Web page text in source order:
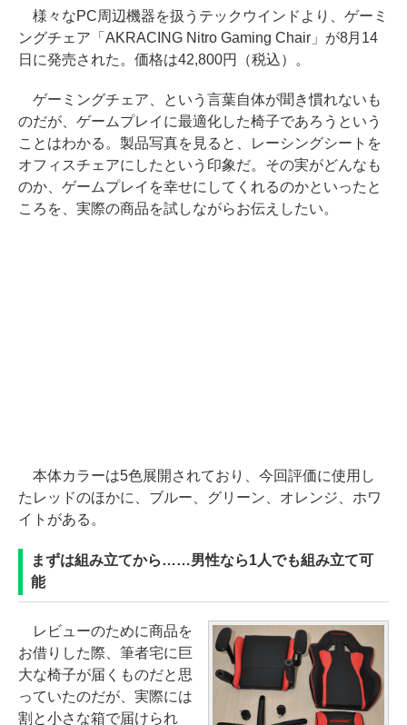
様々なPC周辺機器を扱うテックウインドより、ゲーミ
ングチェア「AKRACING Nitro Gaming Chair」が8月14
日に発売された。価格は42,800円（税込）。
ゲーミングチェア、という言葉自体が聞き慣れないも
のだが、ゲームプレイに最適化した椅子であろうという
ことはわかる。製品写真を見ると、レーシングシートを
オフィスチェアにしたという印象だ。その実がどんなも
のか、ゲームプレイを幸せにしてくれるのかといったと
ころを、実際の商品を試しながらお伝えしたい。
本体カラーは5色展開されており、今回評価に使用し
たレッドのほかに、ブルー、グリーン、オレンジ、ホワ
イトがある。
まずは組み立てから……男性なら1人でも組み立て可
能
レビューのために商品を
お借りした際、筆者宅に巨
大な椅子が届くものだと思
っていたのだが、実際には
割と小さな箱で届けられ